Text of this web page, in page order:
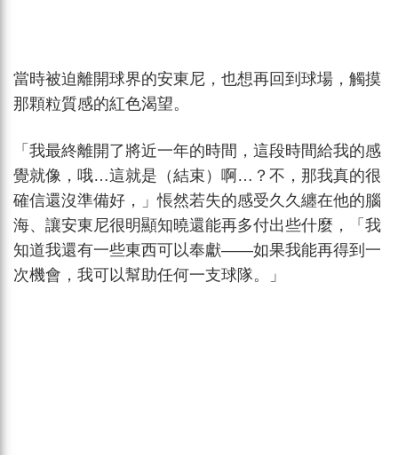
當時被迫離開球界的安東尼，也想再回到球場，觸摸
那顆粒質感的紅色渴望。
「我最終離開了將近一年的時間，這段時間給我的感
覺就像，哦…這就是（結束）啊…？不，那我真的很
確信還沒準備好，」悵然若失的感受久久纏在他的腦
海、讓安東尼很明顯知曉還能再多付出些什麼，「我
知道我還有一些東西可以奉獻——如果我能再得到一
次機會，我可以幫助任何一支球隊。」